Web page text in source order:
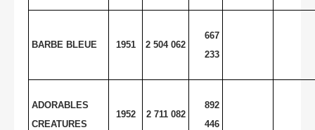
BARBE BLEUE 1951 2 504 062
667
233
ADORABLES
CREATURES
1952 2 711 082
892
446